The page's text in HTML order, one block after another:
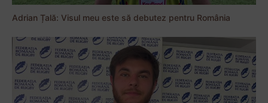
Adrian Țală: Visul meu este să debutez pentru România